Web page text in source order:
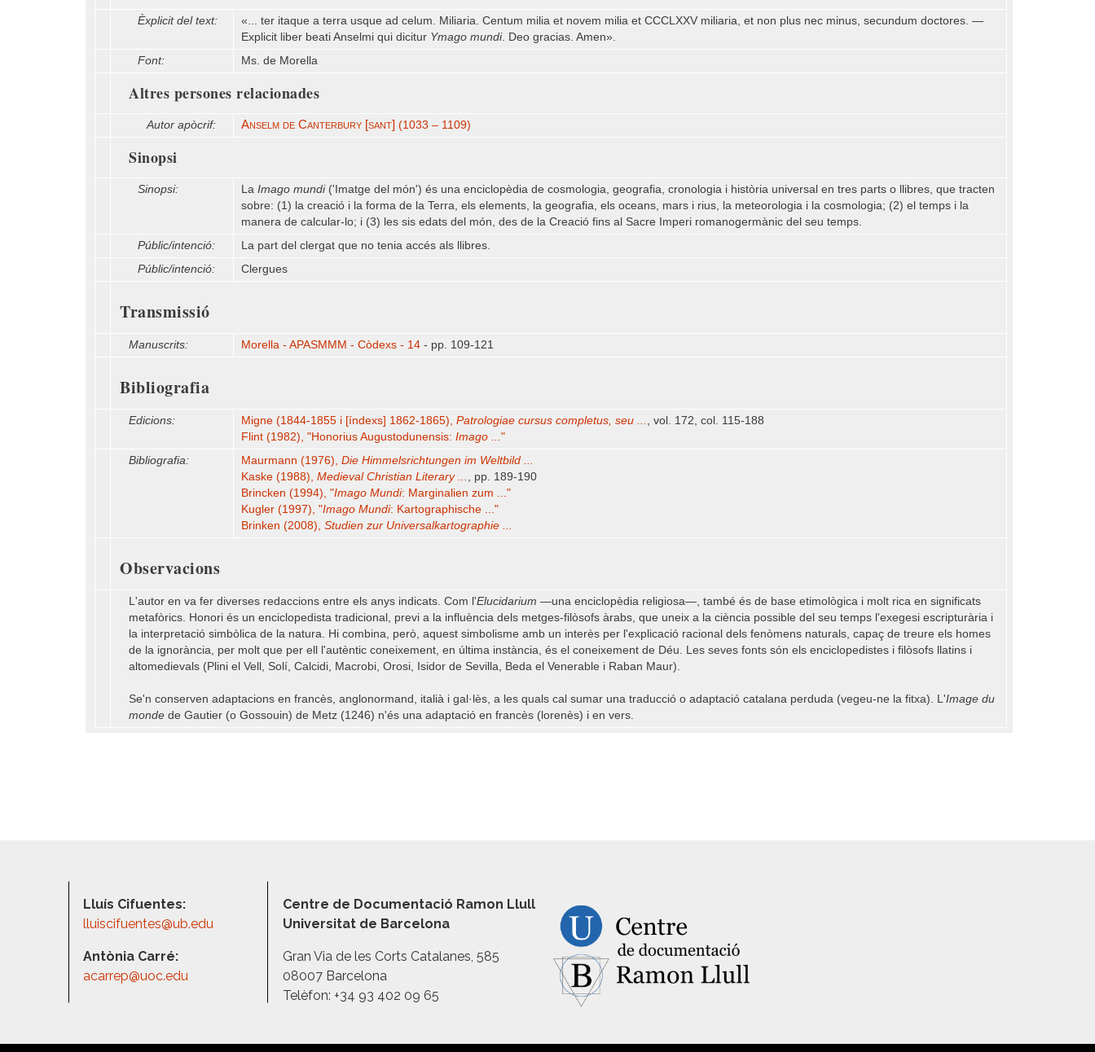
Èxplicit del text:
«... ter itaque a terra usque ad celum. Miliaria. Centum milia et novem milia et CCCLXXV miliaria, et non plus nec minus, secundum doctores. —
Explicit liber beati Anselmi qui dicitur Ymago mundi. Deo gracias. Amen».
Font:
Ms. de Morella
Altres persones relacionades
Autor apòcrif: Anselm de Canterbury [sant] (1033 – 1109)
Sinopsi
Sinopsi: La Imago mundi('Imatge del món') és una enciclopèdia de cosmologia, geografia, cronologia i història universal en tres parts o llibres, que tracten
sobre: (1) la creació i la forma de la Terra, els elements, la geografia, els oceans, mars i rius, la meteorologia i la cosmologia; (2) el temps i la
manera de calcular-lo; i (3) les sis edats del món, des de la Creació fins al Sacre Imperi romanogermànic del seu temps.
Públic/intenció:
La part del clergat que no tenia accés als llibres.
Públic/intenció:
Clergues
Transmissió
Manuscrits: Morella - APASMMM - Còdexs - 14 - pp. 109-121
Bibliografia
Edicions: Migne (1844-1855 i [índexs] 1862-1865), Patrologiae cursus completus, seu ... , vol. 172, col. 115-188
Flint (1982), "Honorius Augustodunensis: Imago ..."
Bibliografia:
Maurmann (1976), Die Himmelsrichtungen im Weltbild ...
Kaske (1988), Medieval Christian Literary ... , pp. 189-190
Brincken (1994), "Imago Mundi: Marginalien zum ..."
Kugler (1997), "Imago Mundi: Kartographische ..."
Brinken (2008), Studien zur Universalkartographie ...
Observacions
L'autor en va fer diverses redaccions entre els anys indicats. Com l'Elucidarium —una enciclopèdia religiosa—, també és de base etimològica i molt rica en significats
metafòrics. Honori és un enciclopedista tradicional, previ a la influència dels metges-filòsofs àrabs, que uneix a la ciència possible del seu temps l'exegesi escripturària i
la interpretació simbòlica de la natura. Hi combina, però, aquest simbolisme amb un interès per l'explicació racional dels fenòmens naturals, capaç de treure els homes
de la ignorància, per molt que per ell l'autèntic coneixement, en última instància, és el coneixement de Déu. Les seves fonts són els enciclopedistes i filòsofs llatins i
altomedievals (Plini el Vell, Solí, Calcidi, Macrobi, Orosi, Isidor de Sevilla, Beda el Venerable i Raban Maur).
Se'n conserven adaptacions en francès, anglonormand, italià i gal·lès, a les quals cal sumar una traducció o adaptació catalana perduda (vegeu-ne la fitxa). L'Image du
monde de Gautier (o Gossouin) de Metz (1246) n'és una adaptació en francès (lorenès) i en vers.
Lluís Cifuentes:
lluiscifuentes@ub.edu
Antònia Carré:
acarrep@uoc.edu
Centre de Documentació Ramon Llull
Universitat de Barcelona
Gran Via de les Corts Catalanes, 585
08007 Barcelona
Telèfon: +34 93 402 09 65